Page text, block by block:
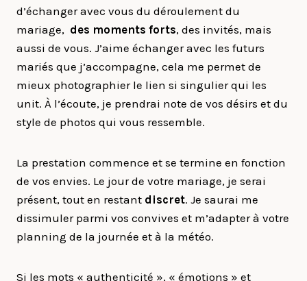
d’échanger avec vous du déroulement du
mariage, des moments forts, des invités, mais
aussi de vous. J’aime échanger avec les futurs
mariés que j’accompagne, cela me permet de
mieux photographier le lien si singulier qui les
unit. À l’écoute, je prendrai note de vos désirs et du
style de photos qui vous ressemble.
La prestation commence et se termine en fonction
de vos envies. Le jour de votre mariage, je serai
présent, tout en restant discret. Je saurai me
dissimuler parmi vos convives et m’adapter à votre
planning de la journée et à la météo.
Si les mots « authenticité », « émotions » et